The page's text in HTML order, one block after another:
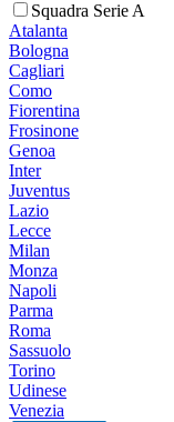
Squadra Serie A
Atalanta
Bologna
Cagliari
Como
Fiorentina
Frosinone
Genoa
Inter
Juventus
Lazio
Lecce
Milan
Monza
Napoli
Parma
Roma
Sassuolo
Torino
Udinese
Venezia